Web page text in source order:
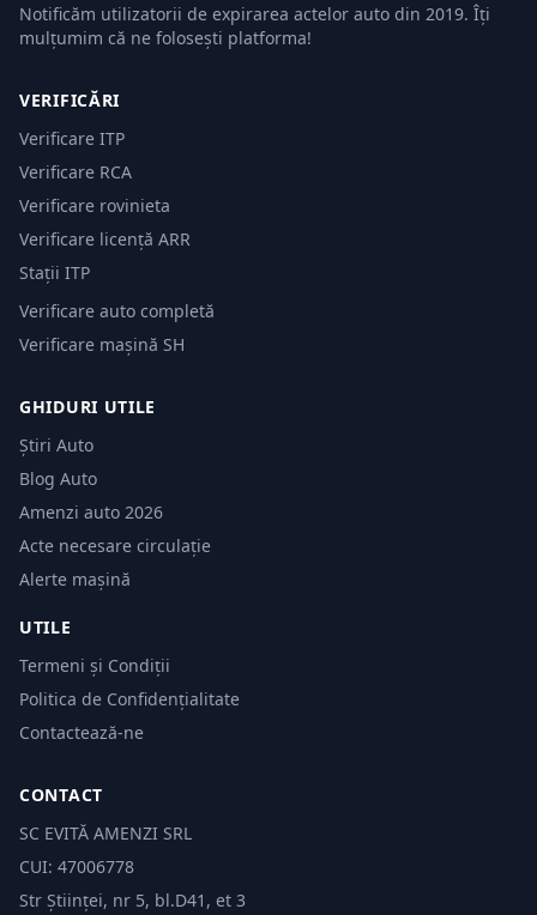
Notificăm utilizatorii de expirarea actelor auto din 2019. Îți
mulțumim că ne folosești platforma!
VERIFICĂRI
Verificare ITP
Verificare RCA
Verificare rovinieta
Verificare licență ARR
Stații ITP
Verificare auto completă
Verificare mașină SH
GHIDURI UTILE
Știri Auto
Blog Auto
Amenzi auto 2026
Acte necesare circulație
Alerte mașină
UTILE
Termeni și Condiții
Politica de Confidențialitate
Contactează-ne
CONTACT
SC EVITĂ AMENZI SRL
CUI: 47006778
Str Științei, nr 5, bl.D41, et 3